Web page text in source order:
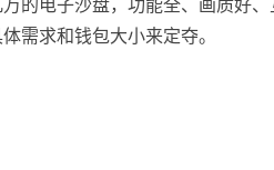
的电子沙盘，功能全、画质好
需求和钱包大小来定夺。